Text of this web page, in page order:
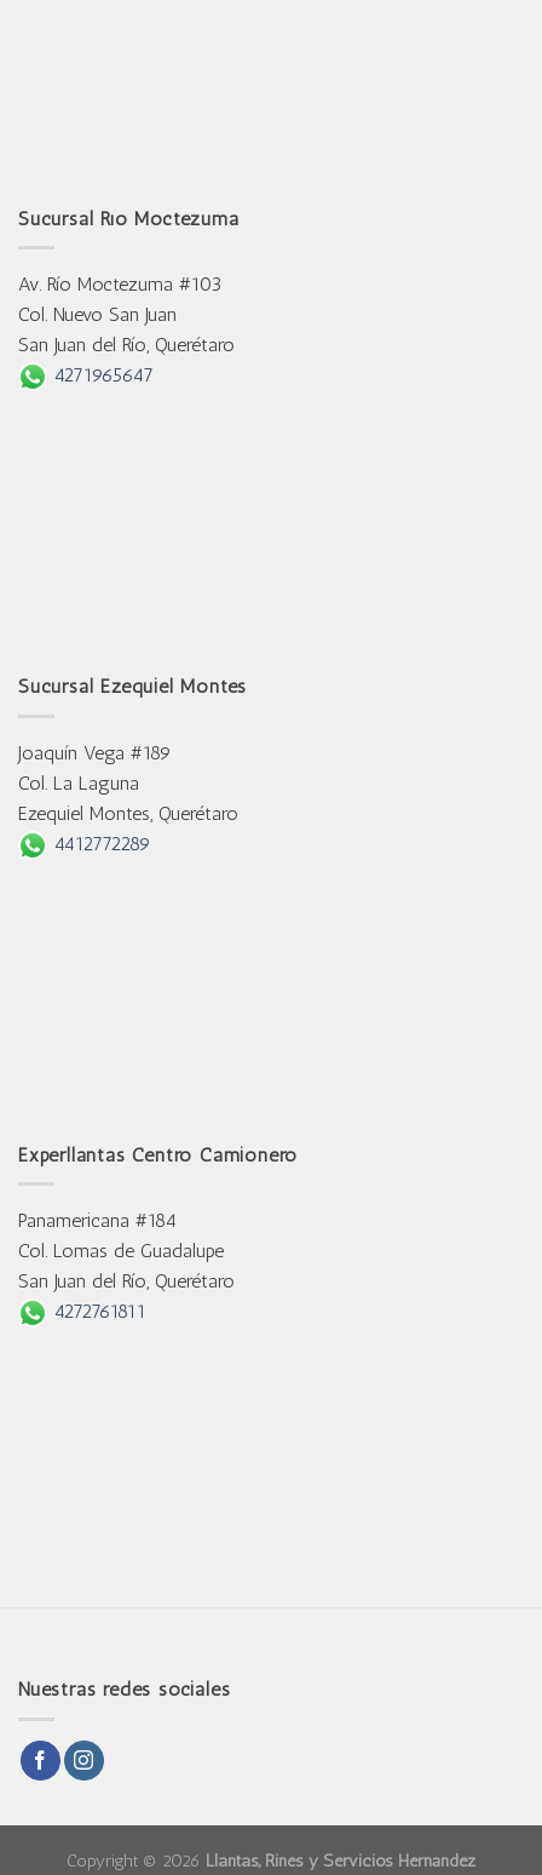
Sucursal Río Moctezuma
Av. Río Moctezuma #103
Col. Nuevo San Juan
San Juan del Río, Querétaro
4271965647
Sucursal Ezequiel Montes
Joaquín Vega #189
Col. La Laguna
Ezequiel Montes, Querétaro
4412772289
Experllantas Centro Camionero
Panamericana #184
Col. Lomas de Guadalupe
San Juan del Río, Querétaro
4272761811
Nuestras redes sociales
Copyright © 2026 Llantas, Rines y Servicios Hernández